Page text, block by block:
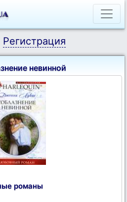
Регистрация
невинной
романы